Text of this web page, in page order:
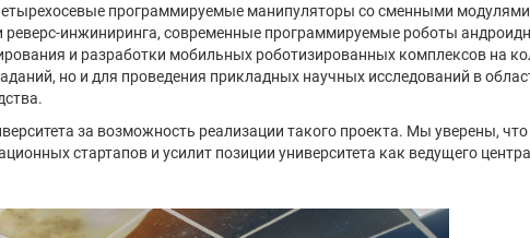
программируемые манипуляторы со сменными модулями
реверс-инжиниринга, современные программируемые роботы
и разработки мобильных роботизированных комплексов на
но и для проведения прикладных научных исследований в
за возможность реализации такого проекта. Мы уверены,
стартапов и усилит позиции университета как ведущего